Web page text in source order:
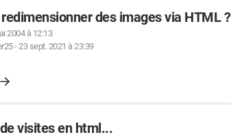
des images via HTML ?
2004 à 12:13
-23 sept. 2021 à 23:39
visites en html...